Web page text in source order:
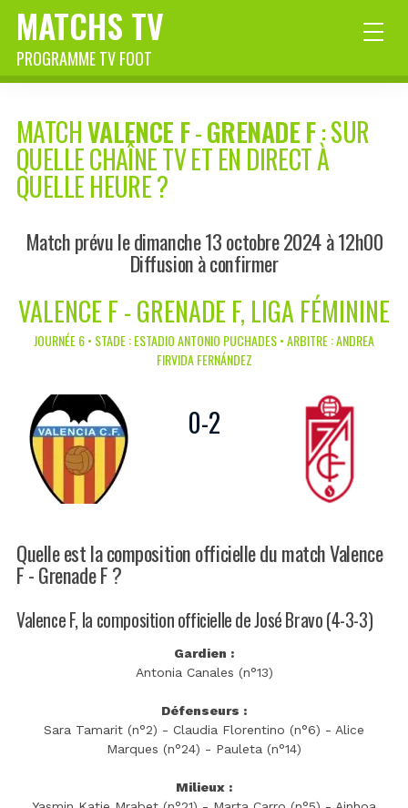
MATCHS TV
PROGRAMME TV FOOT
MATCHVALENCE F-GRENADE F: SUR
QUELLE CHAÎNE TV ET EN DIRECT À
QUELLE HEURE ?
Match prévu le dimanche 13 octobre 2024 à 12h00
Diffusion à confirmer
VALENCE F - GRENADE F, LIGA FÉMININE
JOURNÉE 6 • STADE : ESTADIO ANTONIO PUCHADES • ARBITRE : ANDREA
FIRVIDA FERNÁNDEZ
0-2
Quelle est la composition officielle du match Valence
F - Grenade F ?
Valence F, la composition officielle de José Bravo (4-3-3)
Gardien :
Antonia Canales (n°13)
Défenseurs :
Sara Tamarit (n°2) - Claudia Florentino (n°6) - Alice
Marques (n°24) - Pauleta (n°14)
Milieux :